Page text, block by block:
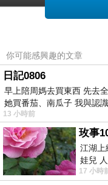
你可能感興趣的文章
日記0806
早上陪周媽去買東西 先去
她買番茄、南瓜子 我與認
13 小時前
玫事
江湖上
娃兒
山佛山
17 小時